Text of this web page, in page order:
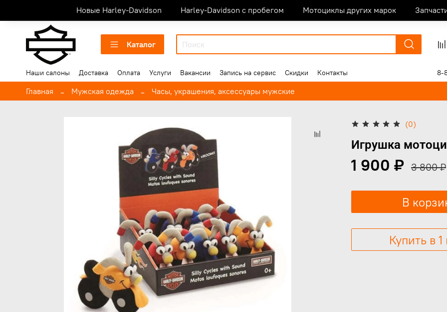
Новые Harley-Davidson Harley-Davidson с пробегом Мотоциклы других марок
Каталог
Наши салоны Доставка Оплата Услуги Вакансии Запись на сервис Скидки Контакты 8-
Главная Мужская одежда Часы, украшения, аксессуары мужские
(0)
Игрушка
1 900 ₽ 3 800 ₽
В
Купить в